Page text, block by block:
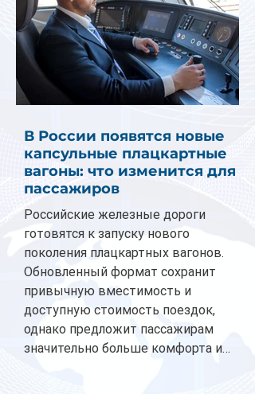
В России появятся новые
капсульные плацкартные
вагоны: что изменится для
пассажиров
Российские железные дороги
готовятся к запуску нового
поколения плацкартных вагонов.
Обновленный формат сохранит
привычную вместимость и
доступную стоимость поездок,
однако предложит пассажирам
значительно больше комфорта и